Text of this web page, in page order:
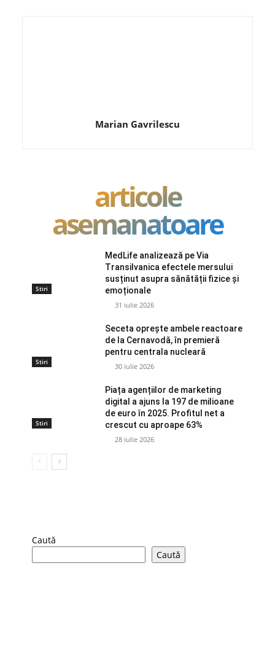
Marian Gavrilescu
articole
asemanatoare
Stiri
MedLife analizează pe Via
Transilvanica efectele mersului
susținut asupra sănătății fizice și
emoționale
31 iulie 2026
Stiri
Seceta oprește ambele reactoare
de la Cernavodă, în premieră
pentru centrala nucleară
30 iulie 2026
Stiri
Piața agențiilor de marketing
digital a ajuns la 197 de milioane
de euro în 2025. Profitul net a
crescut cu aproape 63%
28 iulie 2026
Caută
Caută